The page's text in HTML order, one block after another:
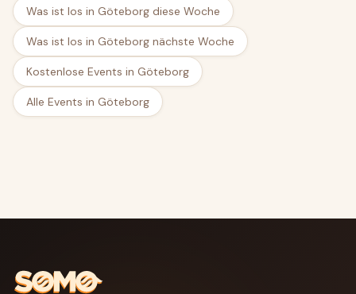
Was ist los in Göteborg diese Woche
Was ist los in Göteborg nächste Woche
Kostenlose Events in Göteborg
Alle Events in Göteborg